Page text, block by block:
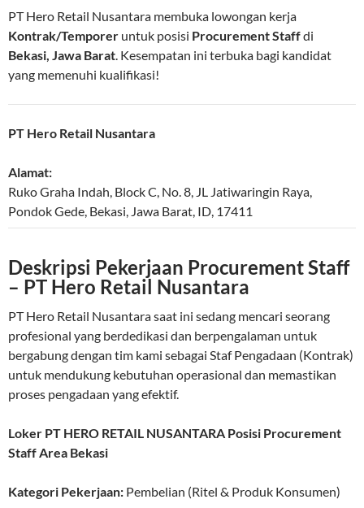
PT Hero Retail Nusantara membuka lowongan kerja
Kontrak/Temporer untuk posisi Procurement Staffdi
Bekasi, Jawa Barat. Kesempatan ini terbuka bagi kandidat
yang memenuhi kualifikasi!
PT Hero Retail Nusantara
Alamat:
Ruko Graha Indah, Block C, No. 8, JL Jatiwaringin Raya,
Pondok Gede, Bekasi, Jawa Barat, ID, 17411
Deskripsi Pekerjaan Procurement Staff
– PT Hero Retail Nusantara
PT Hero Retail Nusantara saat ini sedang mencari seorang
profesional yang berdedikasi dan berpengalaman untuk
bergabung dengan tim kami sebagai Staf Pengadaan (Kontrak)
untuk mendukung kebutuhan operasional dan memastikan
proses pengadaan yang efektif.
Loker PT HERO RETAIL NUSANTARA Posisi Procurement
Staff Area Bekasi
Kategori Pekerjaan: Pembelian (Ritel & Produk Konsumen)